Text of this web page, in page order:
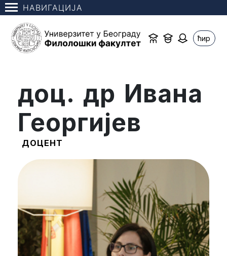
НАВИГАЦИЈА
ћир
доц. др Ивана
Георгијев
ДОЦЕНТ